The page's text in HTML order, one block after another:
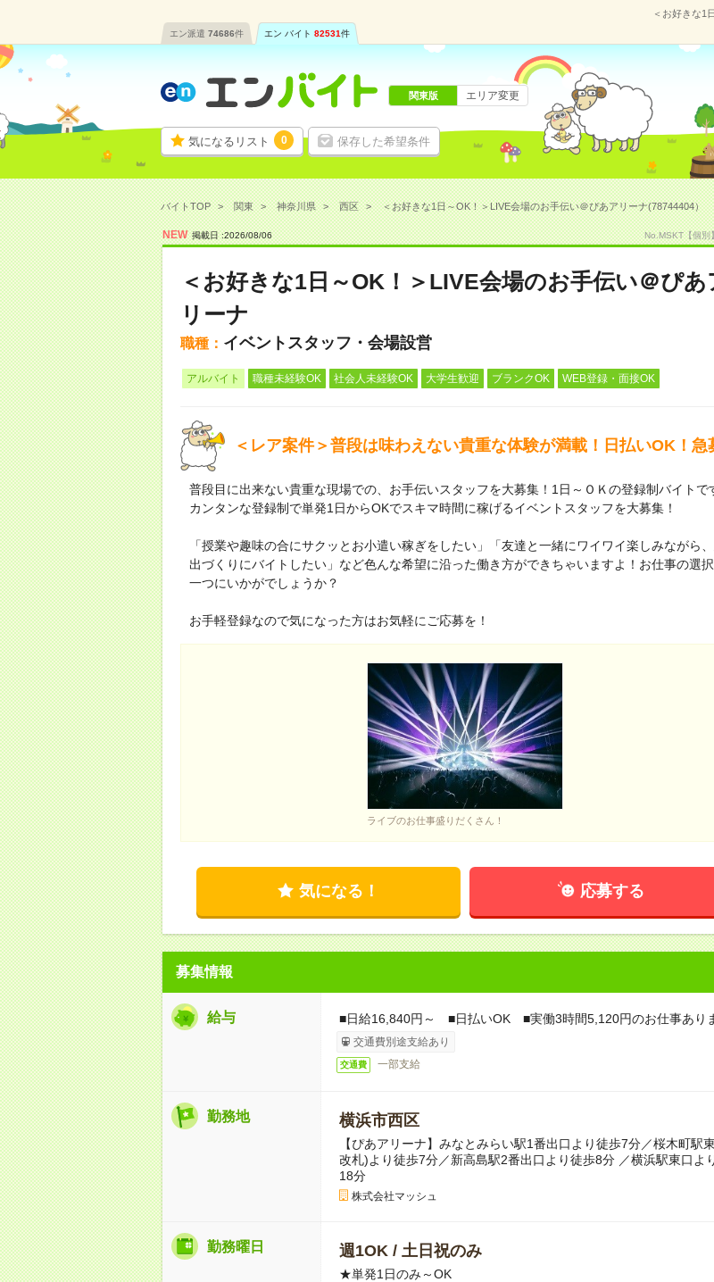
＜お好きな1
エン派遣 74686件 エン バイト 82531件
気になるリスト 0 保存した希望条件
関東版 エリア変更
バイトTOP 関東 神奈川県 西区 ＜お好きな1日～OK！＞LIVE会場のお手伝い＠ぴあアリーナ(78744404）
NEW 掲載日 :2026/08/06 No.MSKT【個別
＜お好きな1日～OK！＞LIVE会場のお手伝い＠ぴあ
リーナ
職種： イベントスタッフ・会場設営
アルバイト 職種未経験OK 社会人未経験OK 大学生歓迎 ブランクOK WEB登録・面接OK
＜レア案件＞普段は味わえない貴重な体験が満載！日払いOK！急
普段目に出来ない貴重な現場での、お手伝いスタッフを大募集！1日～ＯＫの登録制バイトで
カンタンな登録制で単発1日からOKでスキマ時間に稼げるイベントスタッフを大募集！
「授業や趣味の合にサクッとお小遣い稼ぎをしたい」「友達と一緒にワイワイ楽しみながら
出づくりにバイトしたい」など色んな希望に沿った働き方ができちゃいますよ！お仕事の選
一つにいかがでしょうか？
お手軽登録なので気になった方はお気軽にご応募を！
ライブのお仕事盛りだくさん！
気になる！ 応募する
募集情報
給与 ■日給16,840円～ ■日払いOK ■実働3時間5,120円のお仕事あり
交通費別途支給あり
交通費 一部支給
勤務地 横浜市西区
【ぴあアリーナ】みなとみらい駅1番出口より徒歩7分／桜木町駅
改札)より徒歩7分／新高島駅2番出口より徒歩8分 ／横浜駅東口よ
18分
株式会社マッシュ
勤務曜日 週1OK / 土日祝のみ
★単発1日のみ～OK